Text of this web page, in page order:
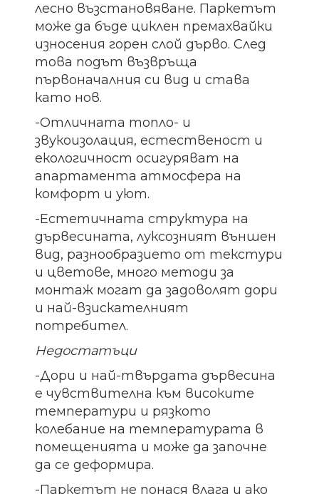
лесно възстановяване. Паркетът
може да бъде циклен премахвайки
износения горен слой дърво. След
това подът възвръща
първоначалния си вид и става
като нов.
-Отличната топло- и
звукоизолация, естественост и
екологичност осигуряват на
апартамента атмосфера на
комфорт и уют.
-Естетичната структура на
дървесината, луксозният външен
вид, разнообразието от текстури
и цветове, много методи за
монтаж могат да задоволят дори
и най-взискателният
потребител.
Недостатъци
-Дори и най-твърдата дървесина
е чувствителна към високите
температури и рязкото
колебание на температурата в
помещенията и може да започне
да се деформира.
-Паркетът не понася влага и ако